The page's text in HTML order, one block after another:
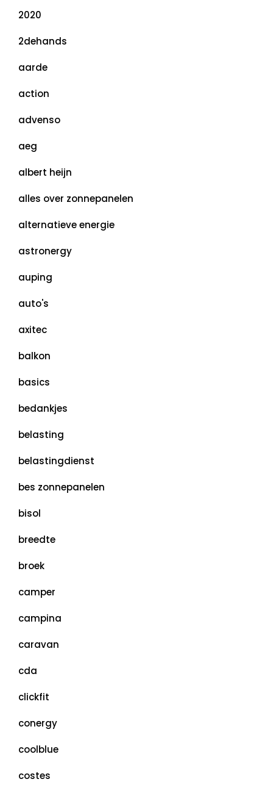
2020
2dehands
aarde
action
advenso
aeg
albert heijn
alles over zonnepanelen
alternatieve energie
astronergy
auping
auto's
axitec
balkon
basics
bedankjes
belasting
belastingdienst
bes zonnepanelen
bisol
breedte
broek
camper
campina
caravan
cda
clickfit
conergy
coolblue
costes